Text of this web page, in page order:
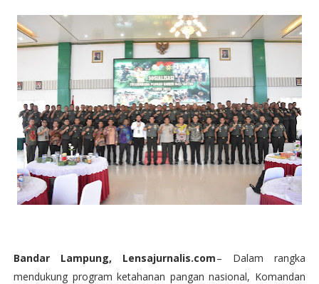
Bandar Lampung, Lensajurnalis.com– Dalam rangka
mendukung program ketahanan pangan nasional, Komandan